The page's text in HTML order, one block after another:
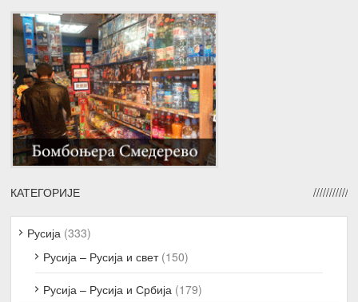
КАТЕГОРИЈЕ
Русија (333)
Русија – Русија и свет(150)
Русија – Русија и Србија (179)